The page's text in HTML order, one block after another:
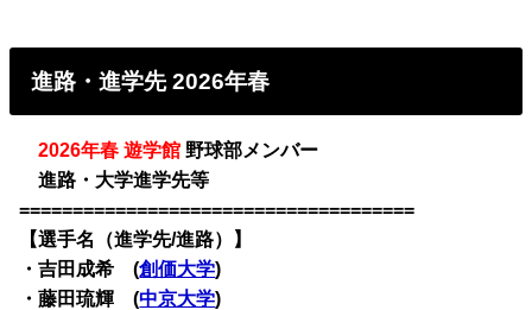
進路・進学先 2026年春
・2026年春 遊学館 野球部メンバー
・進路・大学進学先等
=====================================
【選手名（進学先/進路）】
・吉田成希 (創価大学)
・藤田琉輝 (中京大学)